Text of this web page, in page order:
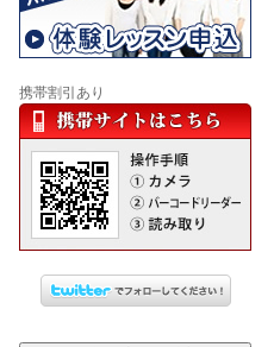
携帯割引あり